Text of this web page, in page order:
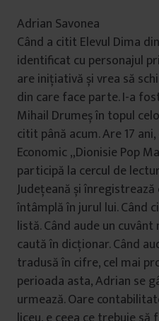
Adrian Savonea
Când a citit Elevul Dima
identificat cu personajul
are inițiativă și vrea să
din care face parte. I-a
Mihail Drumeș în topul
citit până acum. Are 17
Economic „Dionisie Pop
participă la cercul de
Județeană și
întâmplă în jurul lui. Când
listă. Când aude un
caută în dicționar. Când
tradusă în cifre, cel mai
perioada asta, Adrian se
urmează. Oare